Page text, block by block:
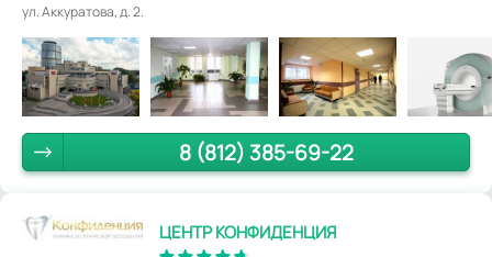
ул. Аккуратова, д. 2.
8 (812) 385-69-22
ЦЕНТР КОНФИДЕНЦИЯ